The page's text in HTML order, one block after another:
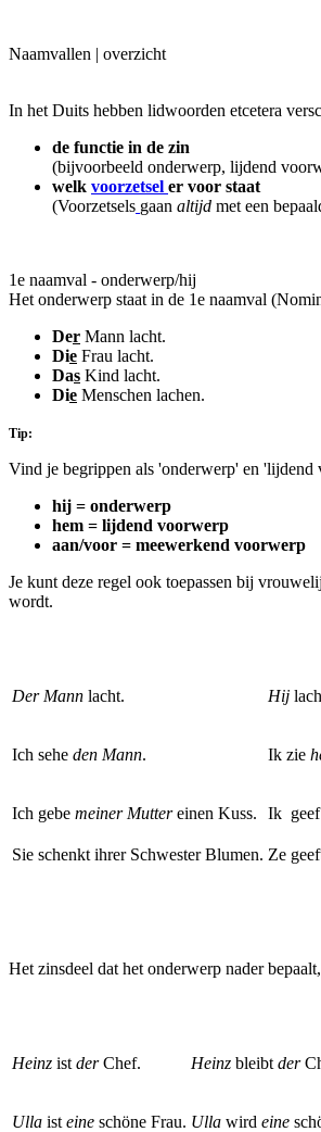
Naamvallen | overzicht
In het Duits hebben lidwoorden etcetera
de functie in de zin
(bijvoorbeeld onderwerp, lijdend
welk voorzetsel er voor staat
(Voorzetsels gaan altijd met een
1e naamval - onderwerp/hij
Het onderwerp staat in de 1e naamval
Der Mann lacht.
Die Frau lacht.
Das Kind lacht.
Die Menschen lachen.
Tip:
Vind je begrippen als 'onderwerp' en 'lijdend
hij = onderwerp
hem = lijdend voorwerp
aan/voor = meewerkend voorwerp
Je kunt deze regel ook toepassen bij
wordt.
Der Mann lacht. Hij
Ich sehe den Mann. Ik zie
Ich gebe meiner Muttereinen Kuss. Ik geef
Sie schenkt ihrer Schwester Blumen. Ze
Het zinsdeel dat het onderwerp nader
Heinz ist derChef. Heinz bleibt der
Ulla ist eine schöne Frau. Ulla wird eine